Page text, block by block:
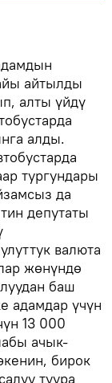
айтылды
алты үйдү
алды.
тургундары
да
депутаты
валюта
жөнүндө
баш
адамдар үчүн
13 000
ачык-
бирок
туура